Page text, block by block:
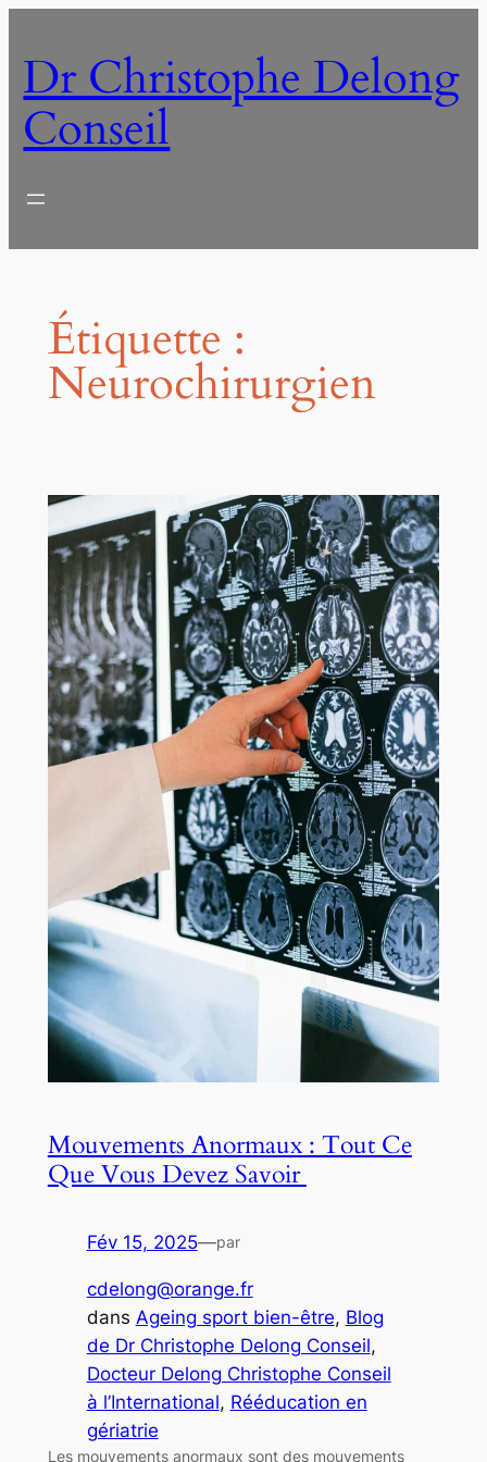
contenu
Dr Christophe Delong
Conseil
Étiquette :
Neurochirurgien
Mouvements Anormaux : Tout Ce
Que Vous Devez Savoir ‍
Fév 15, 2025—par
cdelong@orange.fr
dans Ageing sport bien-être, Blog
de Dr Christophe Delong Conseil
Docteur Delong Christophe Conseil
à l’International, Rééducation en
gériatrie
Les mouvements anormaux sont des mouvements